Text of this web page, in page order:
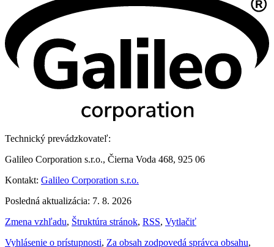
Technický prevádzkovateľ:
Galileo Corporation s.r.o., Čierna Voda 468, 925 06
Kontakt: Galileo Corporation s.r.o.
Posledná aktualizácia: 7. 8. 2026
Zmena vzhľadu, Štruktúra stránok, RSS, Vytlačiť
Vyhlásenie o prístupnosti, Za obsah zodpovedá správca obsahu,